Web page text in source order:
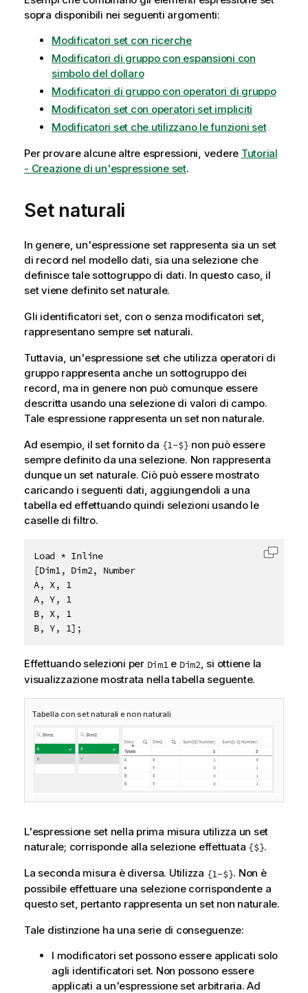
sopra disponibili nei seguenti argomenti:
Modificatori set con ricerche
Modificatori di gruppo con espansioni con
simbolo del dollaro
Modificatori di gruppo con operatori di gruppo
Modificatori set con operatori set impliciti
Modificatori set che utilizzano le funzioni set
Per provare alcune altre espressioni, vedere Tutorial
- Creazione di un'espressione set.
Set naturali
In genere, un'espressione set rappresenta sia un set
di record nel modello dati, sia una selezione che
definisce tale sottogruppo di dati. In questo caso, il
set viene definito set naturale.
Gli identificatori set, con o senza modificatori set,
rappresentano sempre set naturali.
Tuttavia, un'espressione set che utilizza operatori di
gruppo rappresenta anche un sottogruppo dei
record, ma in genere non può comunque essere
descritta usando una selezione di valori di campo.
Tale espressione rappresenta un set non naturale.
Ad esempio, il set fornito da {1-$} non può essere
sempre definito da una selezione. Non rappresenta
dunque un set naturale. Ciò può essere mostrato
caricando i seguenti dati, aggiungendoli a una
tabella ed effettuando quindi selezioni usando le
caselle di filtro.
Load * Inline
[Dim1, Dim2, Number
A, X, 1
A, Y, 1
B, X, 1
Copia
Effettuando selezioni per Dim1 e Dim2, si ottiene la
visualizzazione mostrata nella tabella seguente.
Tabella con set naturali e non naturali
L'espressione set nella prima misura utilizza un set
naturale; corrisponde alla selezione effettuata {$}.
La seconda misura è diversa. Utilizza {1-$}. Non è
possibile effettuare una selezione corrispondente a
questo set, pertanto rappresenta un set non naturale.
Tale distinzione ha una serie di conseguenze:
I modificatori set possono essere applicati solo
agli identificatori set. Non possono essere
applicati a un'espressione set arbitraria. Ad